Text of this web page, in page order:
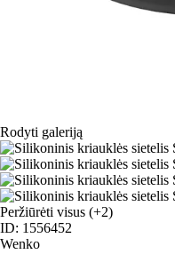
Rodyti galeriją
Peržiūrėti visus (+2)
ID: 1556452
Wenko